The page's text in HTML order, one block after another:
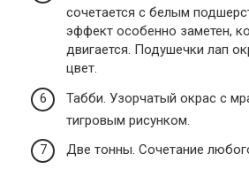
сочетается с белым
эффект особенно заметен,
двигается. Подушечки лап
цвет.
Табби. Узорчатый окрас с
тигровым рисунком.
Две тонны. Сочетание